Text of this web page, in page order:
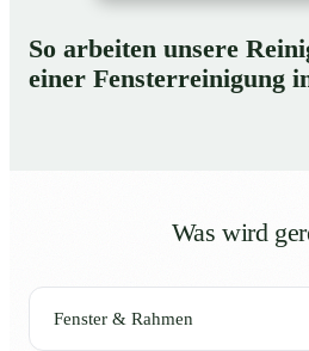
So arbeiten unsere
einer Fensterreinigung
Was wird
Fenster & Rahmen